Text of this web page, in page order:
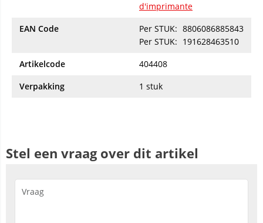
d'imprimante
EAN Code
Per STUK: 8806086885843
Per STUK: 191628463510
Artikelcode
404408
Verpakking
1 stuk
Stel een vraag over dit artikel